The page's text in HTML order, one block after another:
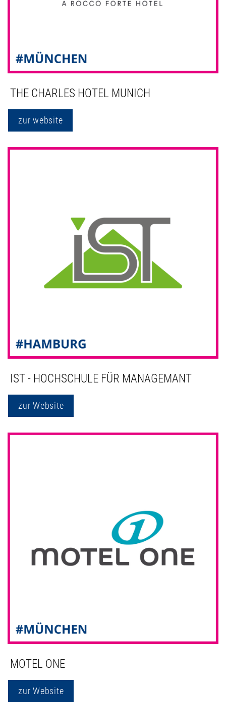
THE CHARLES HOTEL MUNICH
zur website
IST - HOCHSCHULE FÜR MANAGEMANT
zur Website
MOTEL ONE
zur Website